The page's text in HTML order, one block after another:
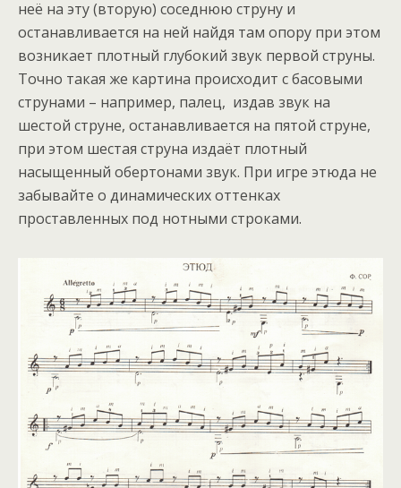
неё на эту (вторую) соседнюю струну и
останавливается на ней найдя там опору при этом
возникает плотный глубокий звук первой струны.
Точно такая же картина происходит с басовыми
струнами – например, палец, издав звук на
шестой струне, останавливается на пятой струне,
при этом шестая струна издаёт плотный
насыщенный обертонами звук. При игре этюда не
забывайте о динамических оттенках
проставленных под нотными строками.